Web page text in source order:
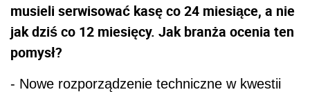
musieli serwisować kasę co 24 miesiące, a nie
jak dziś co 12 miesięcy. Jak branża ocenia ten
pomysł?
- Nowe rozporządzenie techniczne w kwestii